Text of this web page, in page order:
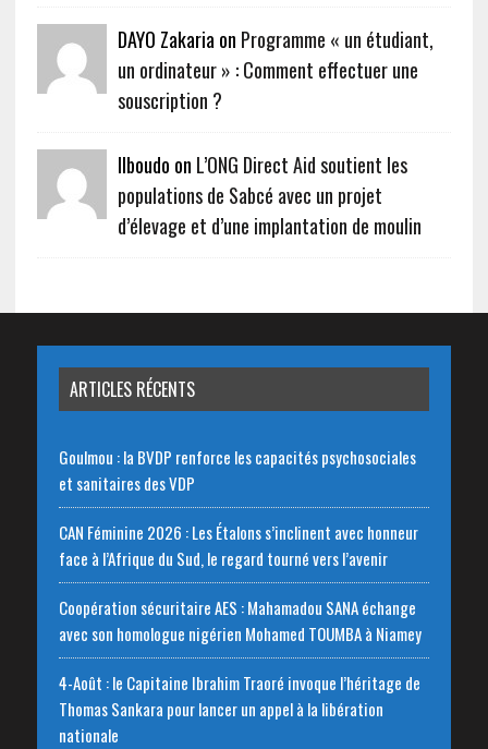
DAYO Zakaria on Programme « un étudiant,
un ordinateur » : Comment effectuer une
souscription ?
Ilboudo on L’ONG Direct Aid soutient les
populations de Sabcé avec un projet
d’élevage et d’une implantation de moulin
ARTICLES RÉCENTS
Goulmou : la BVDP renforce les capacités psychosociales
et sanitaires des VDP
CAN Féminine 2026 : Les Étalons s’inclinent avec honneur
face à l’Afrique du Sud, le regard tourné vers l’avenir
Coopération sécuritaire AES : Mahamadou SANA échange
avec son homologue nigérien Mohamed TOUMBA à Niamey
4-Août : le Capitaine Ibrahim Traoré invoque l’héritage de
Thomas Sankara pour lancer un appel à la libération
nationale